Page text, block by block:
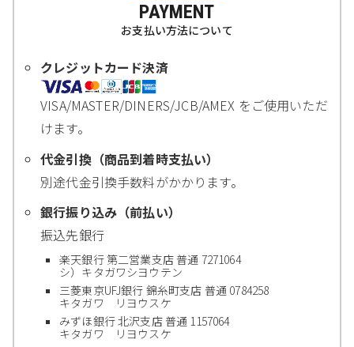
PAYMENT
お支払い方法について
クレジットカード決済
VISA/MASTER/DINERS/JCB/AMEX をご使用いただ
けます。
代金引換（商品到着時支払い）
別途代金引換手数料がかかります。
銀行振り込み（前払い）
振込先銀行
楽天銀行 第二営業支店 普通 7271064
シ）キタガワシヨウテン
三菱東京UFJ銀行 錦糸町支店 普通 0784258
キタガワ リヨウスケ
みずほ銀行 北沢支店 普通 1157064
キタガワ リヨウスケ